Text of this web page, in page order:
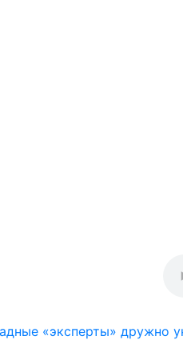
«эксперты» дружно